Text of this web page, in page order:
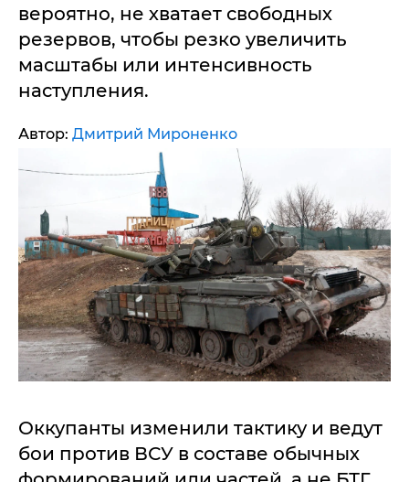
вероятно, не хватает свободных
резервов, чтобы резко увеличить
масштабы или интенсивность
наступления.
Автор: Дмитрий Мироненко
Оккупанты изменили тактику и ведут
бои против ВСУ в составе обычных